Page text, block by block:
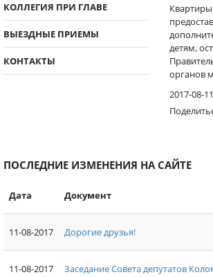
КОЛЛЕГИЯ ПРИ ГЛАВЕ
ВЫЕЗДНЫЕ ПРИЕМЫ
КОНТАКТЫ
детям,
органов
2017-08-11
ПОСЛЕДНИЕ ИЗМЕНЕНИЯ НА САЙТЕ
Дата Документ
11-08-2017 Дорогие друзья!
11-08-2017
Заседание Совета депутатов